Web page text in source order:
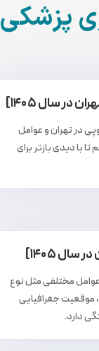
پزشکی
در سال ۱۴۰۵]
در تهران و عوامل
تا با دیدی بازتر برای
۱۴۰۵]
مختلفی مثل نوع
موقعیت جغرافیایی
دارد.